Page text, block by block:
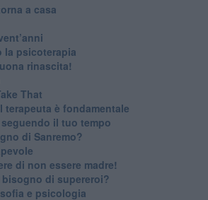
a casa
la psicoterapia
rinascita!
That
è fondamentale
il tuo tempo
di Sanremo?
di non essere madre!
di supereroi?
e psicologia